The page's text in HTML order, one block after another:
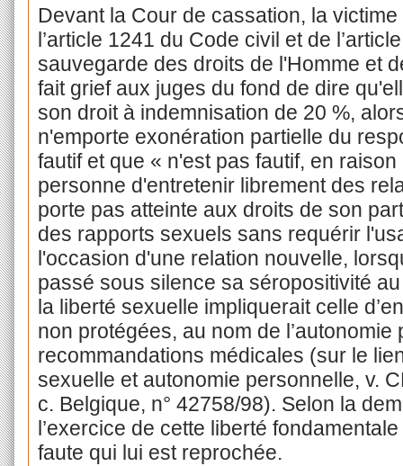
Devant la Cour de cassation, la
l’article 1241 du Code civil et de
sauvegarde des droits de l'Homme et
fait grief aux juges du fond de dire
son droit à indemnisation de 20 %,
n'emporte exonération partielle du
fautif et que « n'est pas fautif, en
personne d'entretenir librement des
porte pas atteinte aux droits de son
des rapports sexuels sans requérir
l'occasion d'une relation nouvelle,
passé sous silence sa séropositivité
la liberté sexuelle impliquerait celle
non protégées, au nom de
recommandations médicales (sur le
sexuelle et autonomie personnelle, v.
c. Belgique, n° 42758/98). Selon la
l’exercice de cette liberté
faute qui lui est reprochée.